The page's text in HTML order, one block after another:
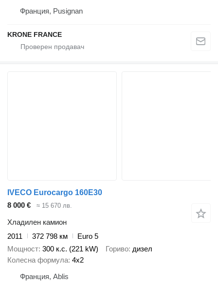
Франция, Pusignan
KRONE FRANCE
IVECO Eurocargo 160E30
8 000 €
≈ 15 670 лв.
Хладилен камион
2011
372 798 км
Euro 5
Мощност 300 к.с. (221 kW) Гориво дизел
Колесна формула 4x2
Франция, Ablis